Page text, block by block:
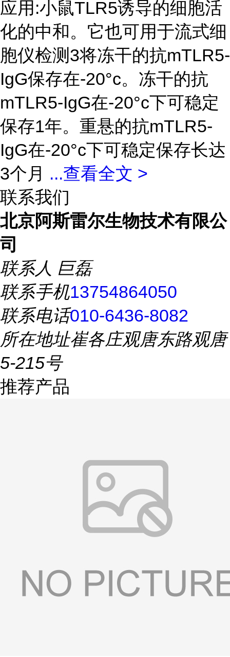
应用:小鼠TLR5诱导的细胞活
化的中和。它也可用于流式细
胞仪检测3将冻干的抗mTLR5-
IgG保存在-20°c。冻干的抗
mTLR5-IgG在-20°c下可稳定
保存1年。重悬的抗mTLR5-
IgG在-20°c下可稳定保存长达
3个月 ...查看全文 >
联系我们
北京阿斯雷尔生物技术有限公
司
联系人 巨磊
联系手机13754864050
联系电话010-6436-8082
所在地址崔各庄观唐东路观唐
5-215号
推荐产品